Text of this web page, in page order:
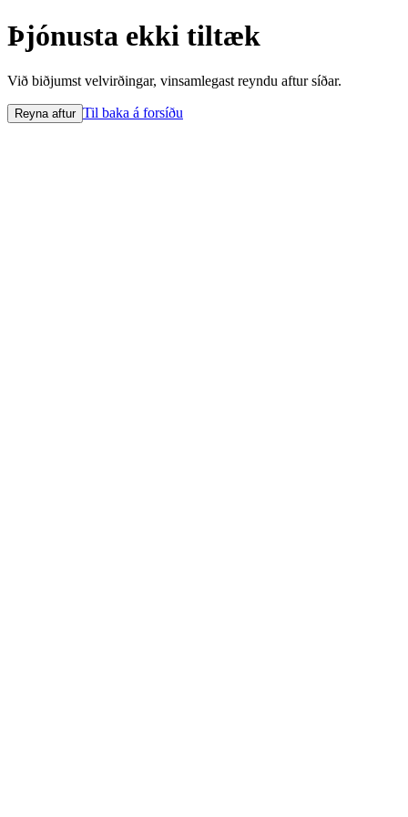
Þjónusta ekki tiltæk
Við biðjumst velvirðingar, vinsamlegast reyndu aftur síðar.
Reyna aftur Til baka á forsíðu